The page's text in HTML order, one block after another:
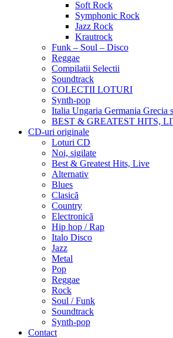
Soft Rock
Symphonic Rock
Jazz Rock
Krautrock
Funk – Soul – Disco
Reggae
Compilatii Selectii
Soundtrack
COLECTII LOTURI
Synth-pop
Italia Ungaria Germania Grecia
BEST & GREATEST HITS,
CD-uri originale
Loturi CD
Noi, sigilate
Best & Greatest Hits, Live
Alternativ
Blues
Clasică
Country
Electronică
Hip hop / Rap
Italo Disco
Jazz
Metal
Pop
Reggae
Rock
Soul / Funk
Soundtrack
Synth-pop
Contact